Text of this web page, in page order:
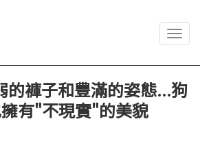
的褲子和豐滿的姿態...狗
有"不現實"的美貌